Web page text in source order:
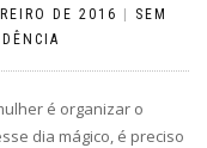
DE 2016
SEM
é organizar o
dia mágico, é preciso